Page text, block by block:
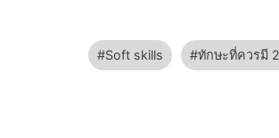
Soft skills ทักษะที่ควรมี